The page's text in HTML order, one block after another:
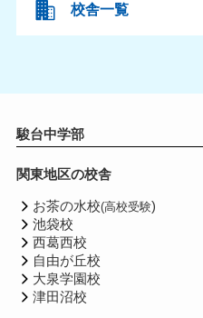
校舎一覧
駿台中学部
関東地区の校舎
お茶の水校(高校受験)
池袋校
西葛西校
自由が丘校
大泉学園校
津田沼校